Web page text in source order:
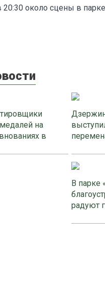
20:30 около сцены в
на
в
В парке
радуют